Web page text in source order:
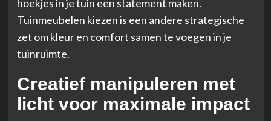
hoekjes in je tuin een statement maken.
Tuinmeubelen kiezenis een andere strategische
zet om kleur en comfort samen te voegen in je
tuinruimte.
Creatief manipuleren met
licht voor maximale impact